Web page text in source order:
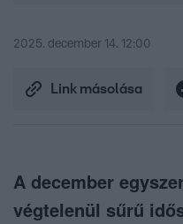
2025. december 14. 12:00
Link másolása
A december
végtelenül sűrű